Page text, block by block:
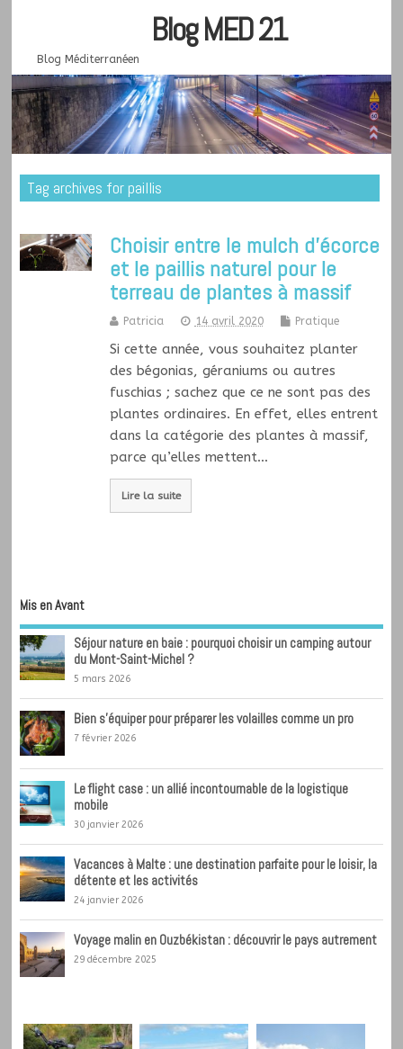
Blog MED 21
Blog Méditerranéen
Tag archives for paillis
Choisir entre le mulch d’écorce
et le paillis naturel pour le
terreau de plantes à massif
Patricia 14 avril 2020 Pratique
Si cette année, vous souhaitez planter
des bégonias, géraniums ou autres
fuschias ; sachez que ce ne sont pas des
plantes ordinaires. En effet, elles entrent
dans la catégorie des plantes à massif,
parce qu’elles mettent…
Lire la suite
Mis en Avant
Séjour nature en baie : pourquoi choisir un camping autour
du Mont-Saint-Michel ?
5 mars 2026
Bien s’équiper pour préparer les volailles comme un pro
7 février 2026
Le flight case : un allié incontournable de la logistique
mobile
30 janvier 2026
Vacances à Malte : une destination parfaite pour le loisir, la
détente et les activités
24 janvier 2026
Voyage malin en Ouzbékistan : découvrir le pays autrement
29 décembre 2025